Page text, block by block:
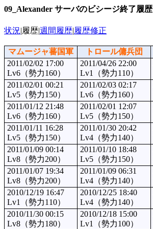
09_Alexander サーバのビシージ終了履歴
状況|履歴|週間履歴|履歴修正
マムージャ蕃国軍 トロール傭兵団
2011/02/02 17:00
Lv6（勢力160）
2011/04/26 22:00
Lv1（勢力110）
2011/02/01 00:21
Lv5（勢力150）
2011/02/03 02:17
Lv6（勢力160）
2011/01/12 21:48
Lv6（勢力160）
2011/02/01 12:07
Lv5（勢力150）
2011/01/11 16:28
Lv5（勢力150）
2011/01/30 20:42
Lv4（勢力140）
2011/01/09 00:14
Lv8（勢力200）
2011/01/10 18:48
Lv5（勢力150）
2011/01/07 19:34
Lv8（勢力200）
2011/01/09 06:31
Lv4（勢力140）
2010/12/19 16:47
Lv1（勢力110）
2010/12/25 18:40
Lv4（勢力140）
2010/11/30 00:15
Lv8（勢力180）
2010/12/18 15:00
Lv1（勢力100）